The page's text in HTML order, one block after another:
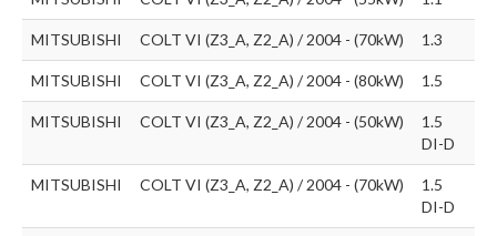
MITSUBISHI COLT VI (Z3_A, Z2_A) / 2004 - (70kW) 1.3
MITSUBISHI COLT VI (Z3_A, Z2_A) / 2004 - (80kW) 1.5
MITSUBISHI COLT VI (Z3_A, Z2_A) / 2004 - (50kW)
1.5
DI-D
MITSUBISHI COLT VI (Z3_A, Z2_A) / 2004 - (70kW)
1.5
DI-D